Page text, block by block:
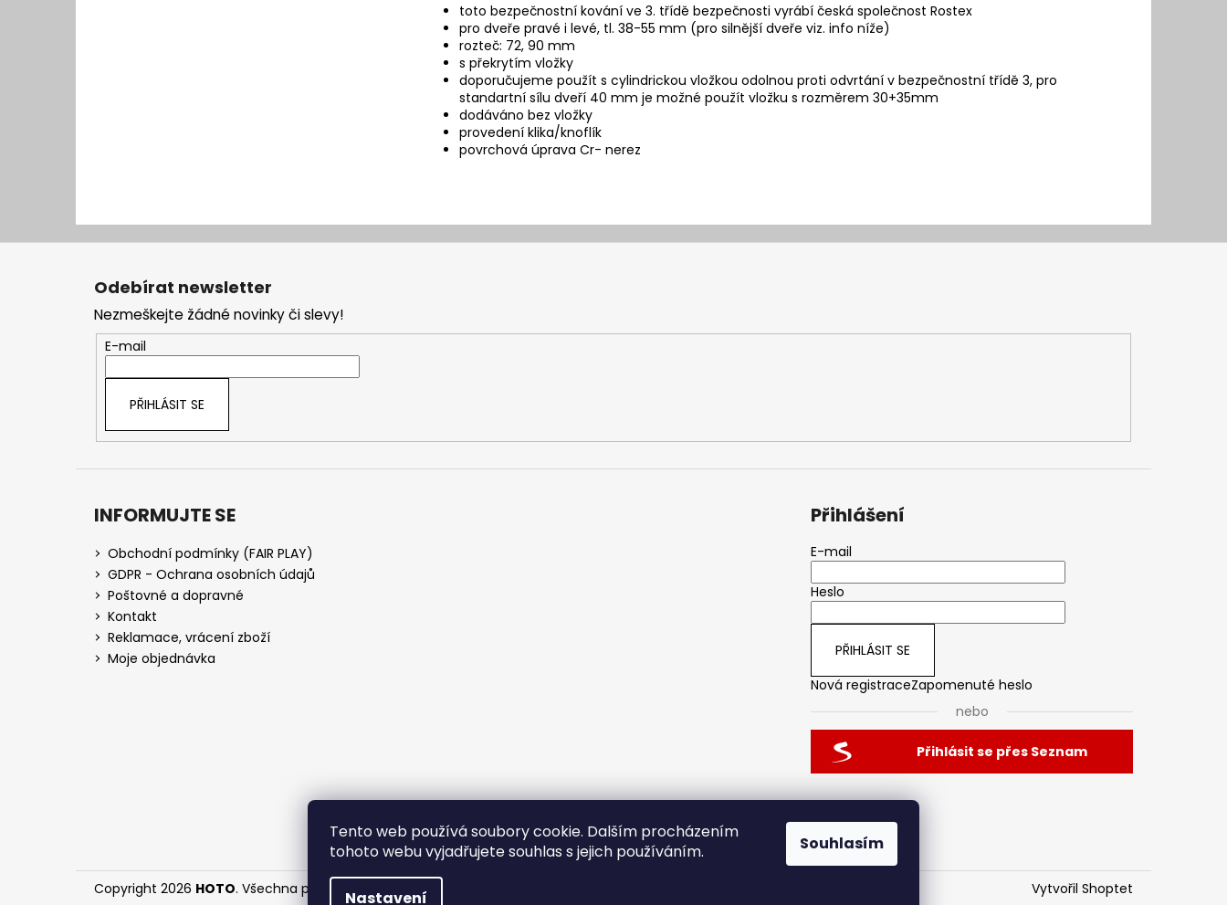
Tento web používá soubory cookie. Dalším procházením
tohoto webu vyjadřujete souhlas s jejich používáním.
Nastavení
Souhlasím
toto bezpečnostní kování ve 3. třídě bezpečnosti vyrábí česká společnost Rostex
pro dveře pravé i levé, tl. 38-55 mm (pro silnější dveře viz. info níže)
rozteč: 72, 90 mm
s překrytím vložky
doporučujeme použít s cylindrickou vložkou odolnou proti odvrtání v bezpečnostní třídě 3, pro
standartní sílu dveří 40 mm je možné použít vložku s rozměrem 30+35mm
dodáváno bez vložky
provedení klika/knoflík
povrchová úprava Cr- nerez
Z
Odebírat newsletter
Nezmeškejte žádné novinky či slevy!
E-mail
PŘIHLÁSIT SE
INFORMUJTE SE
Obchodní podmínky (FAIR PLAY)
GDPR - Ochrana osobních údajů
Poštovné a dopravné
Kontakt
Reklamace, vrácení zboží
Moje objednávka
Přihlášení
E-mail
Heslo
PŘIHLÁSIT SE
Nová registraceZapomenuté heslo
nebo
Přihlásit se přes Seznam
Dveřní kování Stavební pouzdro
Vytvořil Shoptet
Copyright 2026 HOTO. Všechna práva vyhrazena.